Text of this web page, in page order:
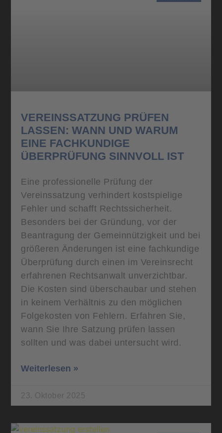
VEREINSSATZUNG PRÜFEN
LASSEN: WANN UND WARUM
EINE FACHKUNDIGE
ÜBERPRÜFUNG SINNVOLL IST
Eine professionelle Prüfung der
Vereinssatzung verhindert kostspielige
Fehler und schafft Rechtssicherheit.
Besonders bei der Gründung, vor der
Beantragung der Gemeinnützigkeit und bei
größeren Änderungen ist eine fachkundige
Überprüfung durch einen im Vereinsrecht
erfahrenen Rechtsanwalt unverzichtbar.
Die Kosten sind überschaubar und stehen
in keinem Verhältnis zu den möglichen
Folgekosten von Fehlern. Erfahren Sie,
wann Sie Ihre Satzung prüfen lassen
sollten und was dabei untersucht wird.
Weiterlesen »
23. Oktober 2025